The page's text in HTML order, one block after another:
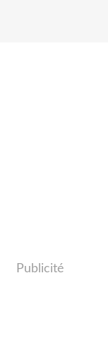
Publicité